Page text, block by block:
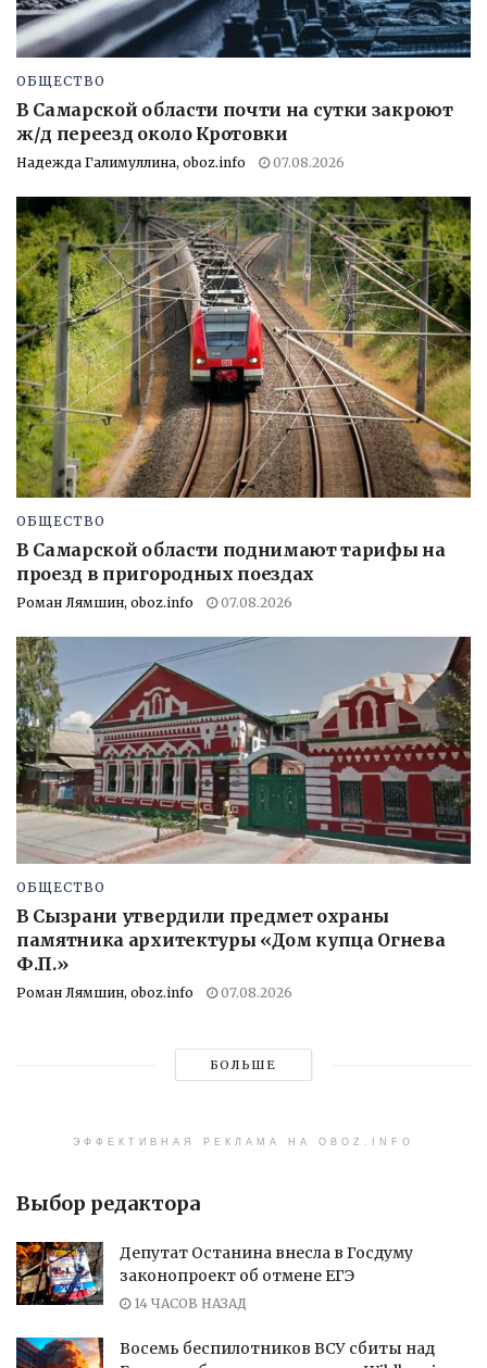
ОБЩЕСТВО
В Самарской области почти на сутки закроют
ж/д переезд около Кротовки
Надежда Галимуллина, oboz.info 07.08.2026
ОБЩЕСТВО
В Самарской области поднимают тарифы на
проезд в пригородных поездах
Роман Лямшин, oboz.info 07.08.2026
ОБЩЕСТВО
В Сызрани утвердили предмет охраны
памятника архитектуры «Дом купца Огнева
Ф.П.»
Роман Лямшин, oboz.info 07.08.2026
БОЛЬШЕ
ЭФФЕКТИВНАЯ РЕКЛАМА НА OBOZ.INFO
Выбор редактора
Депутат Останина внесла в Госдуму
законопроект об отмене ЕГЭ
14 ЧАСОВ НАЗАД
Восемь беспилотников ВСУ сбиты над